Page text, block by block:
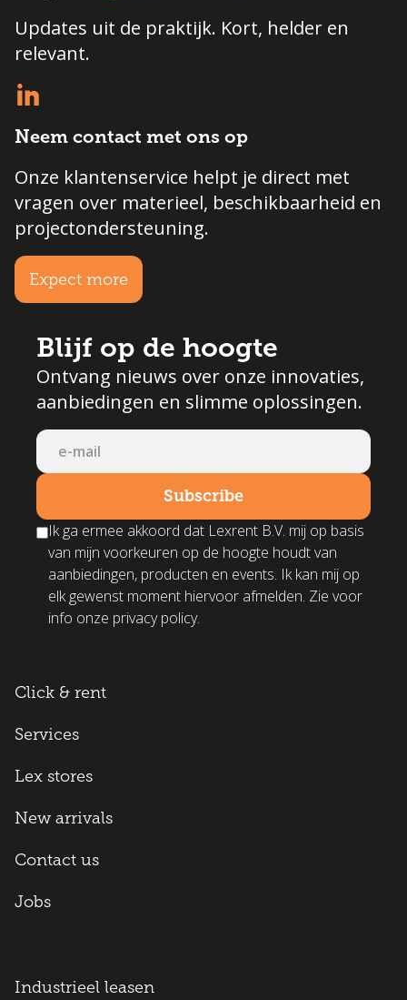
Updates uit de praktijk. Kort, helder en
relevant.
Neem contact met ons op
Onze klantenservice helpt je direct met
vragen over materieel, beschikbaarheid en
projectondersteuning.
Expect more
Blijf op de hoogte
Ontvang nieuws over onze innovaties,
aanbiedingen en slimme oplossingen.
Ik ga ermee akkoord dat Lexrent B.V. mij op basis
van mijn voorkeuren op de hoogte houdt van
aanbiedingen, producten en events. Ik kan mij op
elk gewenst moment hiervoor afmelden. Zie voor
info onze privacy policy.
Click & rent
Services
Lex stores
New arrivals
Contact us
Jobs
Industrieel leasen